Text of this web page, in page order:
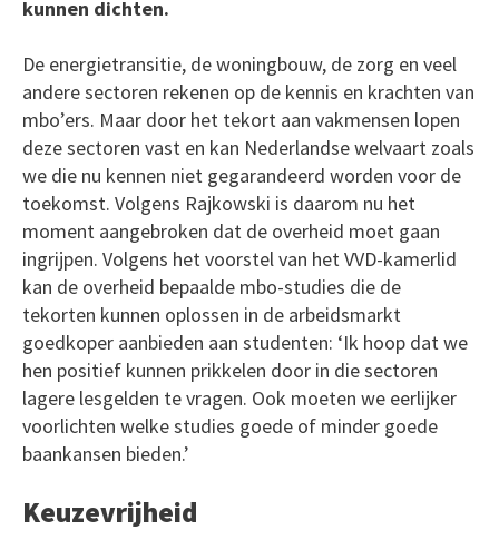
kunnen dichten.
De energietransitie, de woningbouw, de zorg en veel
andere sectoren rekenen op de kennis en krachten van
mbo’ers. Maar door het tekort aan vakmensen lopen
deze sectoren vast en kan Nederlandse welvaart zoals
we die nu kennen niet gegarandeerd worden voor de
toekomst. Volgens Rajkowski is daarom nu het
moment aangebroken dat de overheid moet gaan
ingrijpen. Volgens het voorstel van het VVD-kamerlid
kan de overheid bepaalde mbo-studies die de
tekorten kunnen oplossen in de arbeidsmarkt
goedkoper aanbieden aan studenten: ‘Ik hoop dat we
hen positief kunnen prikkelen door in die sectoren
lagere lesgelden te vragen. Ook moeten we eerlijker
voorlichten welke studies goede of minder goede
baankansen bieden.’
Keuzevrijheid